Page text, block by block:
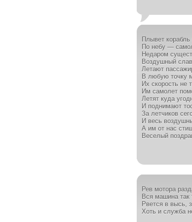
Плывет
По небу —
Недаром
Воздушный
Летают
В любую точку
Их скорость не
Им самолет
Летят куда
И поднимают
За летчиков
И весь
А им от нас
Веселый
Рев мотора
Вся машина так
Рвется в высь,
Хоть и служба